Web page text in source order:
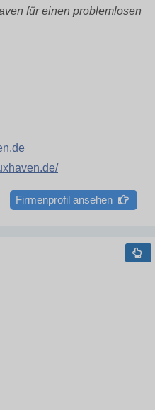
für einen problemlosen
Firmenprofil ansehen